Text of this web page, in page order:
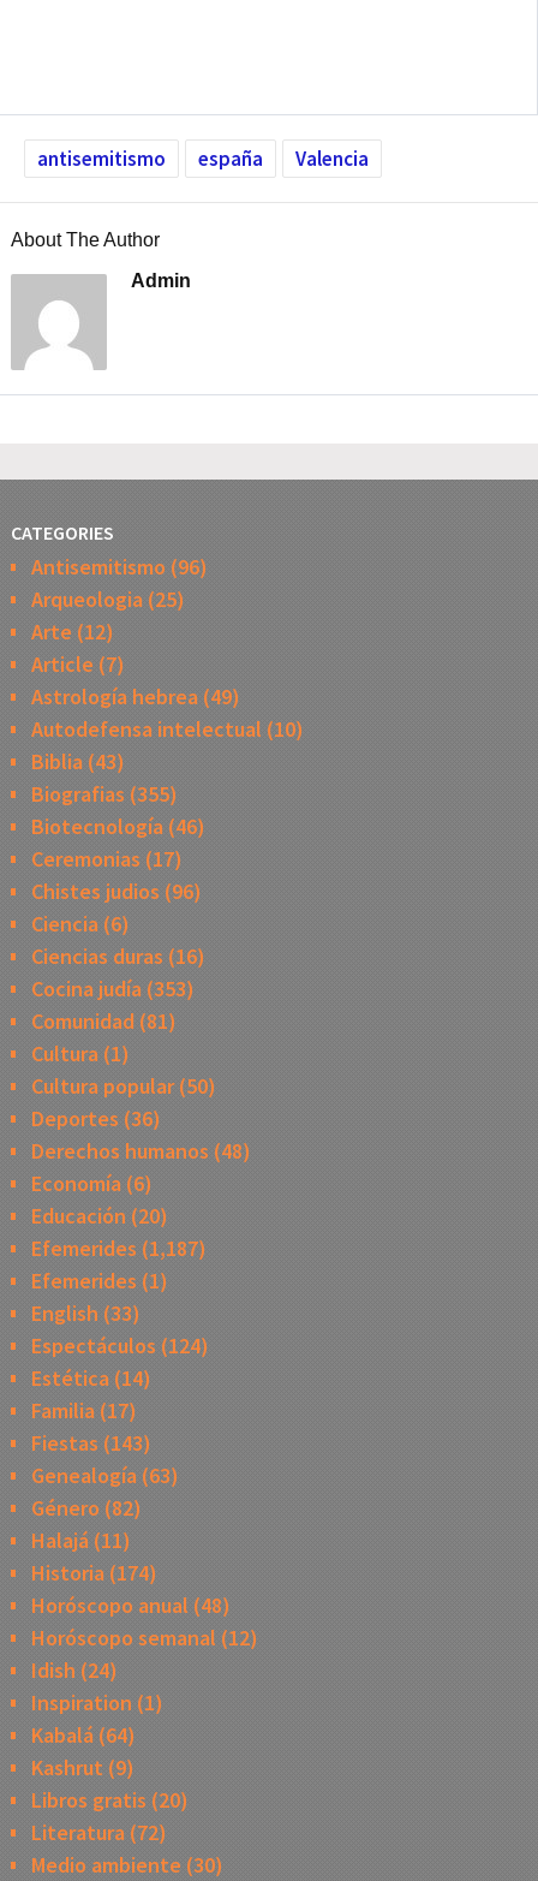
antisemitismo españa Valencia
About The Author
Admin
CATEGORIES
Antisemitismo (96)
Arqueologia(25)
Arte (12)
Article (7)
Astrología hebrea(49)
Autodefensa intelectual (10)
Biblia(43)
Biografias (355)
Biotecnología(46)
Ceremonias (17)
Chistes judios (96)
Ciencia(6)
Ciencias duras (16)
Cocina judía(353)
Comunidad(81)
Cultura(1)
Cultura popular(50)
Deportes (36)
Derechos humanos (48)
Economía(6)
Educación (20)
Efemerides (1,187)
Efemerides (1)
English (33)
Espectáculos (124)
Estética(14)
Familia(17)
Fiestas (143)
Genealogía(63)
Género (82)
Halajá(11)
Historia(174)
Horóscopo anual (48)
Horóscopo semanal (12)
Idish (24)
Inspiration (1)
Kabalá(64)
Kashrut (9)
Libros gratis (20)
Literatura(72)
Medio ambiente (30)